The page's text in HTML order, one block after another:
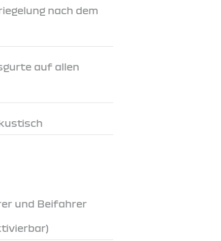
nach dem
auf allen
und Beifahrer